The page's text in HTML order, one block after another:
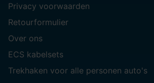
Privacy voorwaarden
Retourformulier
Over ons
ECS kabelsets
Trekhaken voor alle personen auto's